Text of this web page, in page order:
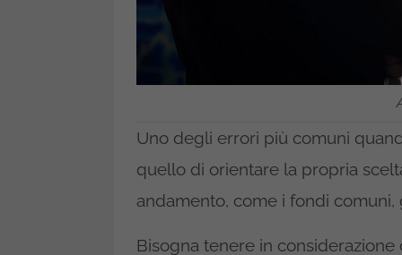
Uno degli errori più comuni
quello di orientare la propria
andamento, come i fondi comuni,
Bisogna tenere in